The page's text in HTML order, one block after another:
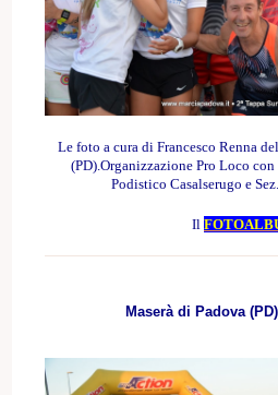
Le foto a cura di Francesco Renna
(PD).Organizzazione Pro Loco
Podistico Casalserugo e
Il
Maserà di Padova